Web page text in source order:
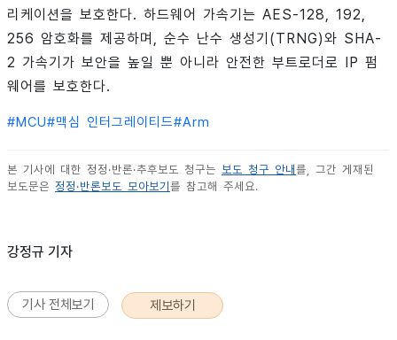
리케이션을 보호한다. 하드웨어 가속기는 AES-128, 192,
256 암호화를 제공하며, 순수 난수 생성기(TRNG)와 SHA-
2 가속기가 보안을 높일 뿐 아니라 안전한 부트로더로 IP 펌
웨어를 보호한다.
#MCU#맥심 인터그레이티드#Arm
본 기사에 대한 정정·반론·추후보도 청구는 보도 청구 안내 를, 그간 게재된
보도문은 정정·반론보도 모아보기 를 참고해 주세요.
강정규 기자
기사 전체보기 제보하기